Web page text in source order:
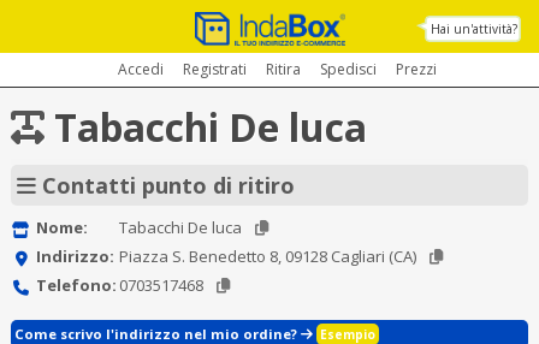
Hai un'attività?
Accedi Registrati Ritira Spedisci Prezzi
Tabacchi De luca
Contatti punto di ritiro
Nome:
Tabacchi De luca
Indirizzo: Piazza S. Benedetto 8, 09128 Cagliari (CA)
Telefono: 0703517468
Come scrivo l'indirizzo nel mio ordine? Esempio